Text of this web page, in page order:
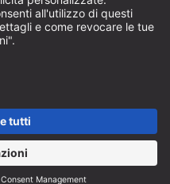
standard, esclusi articoli
può variare al momento del